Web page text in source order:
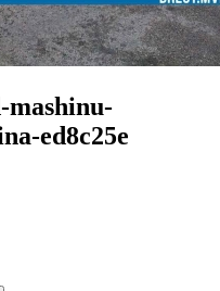
mashinu-
ed8c25e